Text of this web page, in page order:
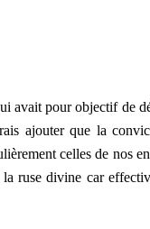
avait pour objectif de
ajouter que la
celles de nos
ruse divine car